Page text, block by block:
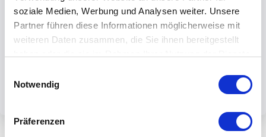
soziale Medien, Werbung und Analysen weiter. Unsere
Partner führen diese Informationen möglicherweise mit
weiteren Daten zusammen, die Sie ihnen bereitgestellt
Notwendig
Präferenzen
Mit dem Absenden des Formulars
akzeptieren Sie unsere
Datenschutzbestimmungen.